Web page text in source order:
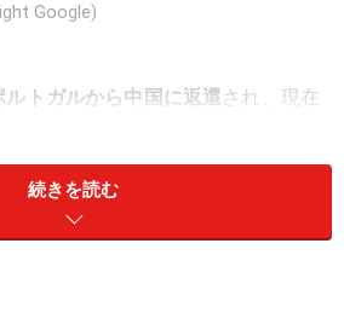
Google)
トガルから中国に返還され、現在
ている。
積は約30.3平方キロメートルで世
続きを読む